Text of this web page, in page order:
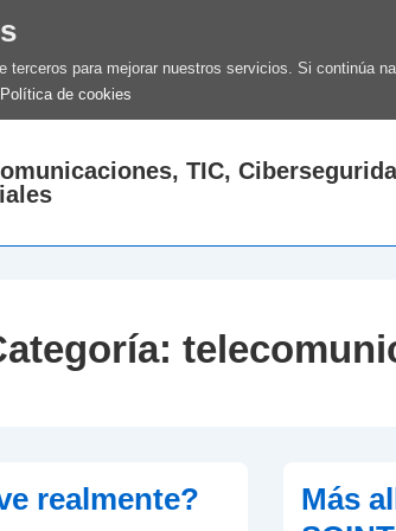
terceros para mejorar nuestros servicios. Si continúa
Política de cookies
TIC,
realmente?
Más